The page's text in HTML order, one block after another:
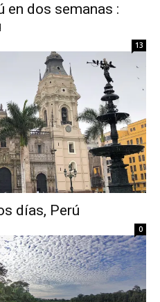
en dos semanas :
13
días, Perú
0